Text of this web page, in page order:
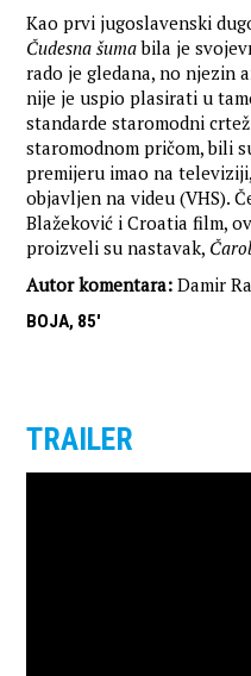
Kao prvi jugoslavenski
Čudesna šumabila je
rado je gledana, no njezin
nije je uspio plasirati u
standarde staromodni
staromodnom pričom, bili
premijeru imao na
objavljen na videu (VHS).
Blažeković i Croatia film,
proizveli su nastavak,
Autor komentara: Damir
BOJA, 85'
TRAILER